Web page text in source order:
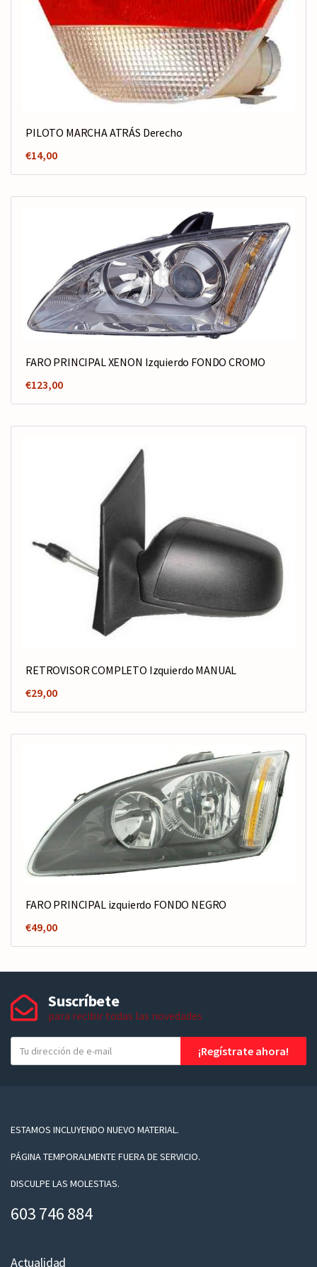
PILOTO MARCHA ATRÁS Derecho
€14,00
FARO PRINCIPAL XENON Izquierdo FONDO CROMO
€123,00
RETROVISOR COMPLETO Izquierdo MANUAL
€29,00
FARO PRINCIPAL izquierdo FONDO NEGRO
€49,00
Suscríbete
para recibir todas las novedades
u
a
l
¡Regístrate ahora!
ESTAMOS INCLUYENDO NUEVO MATERIAL.
PÁGINA TEMPORALMENTE FUERA DE SERVICIO.
DISCULPE LAS MOLESTIAS.
603 746 884
Actualidad